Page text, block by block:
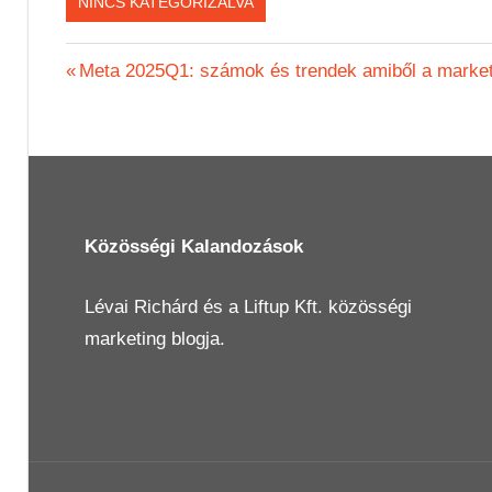
Bejegyzés
Previous
Meta 2025Q1: számok és trendek amiből a
Közösségi Kalandozások
Lévai Richárdés a Liftup Kft. közösségi
marketing blogja.